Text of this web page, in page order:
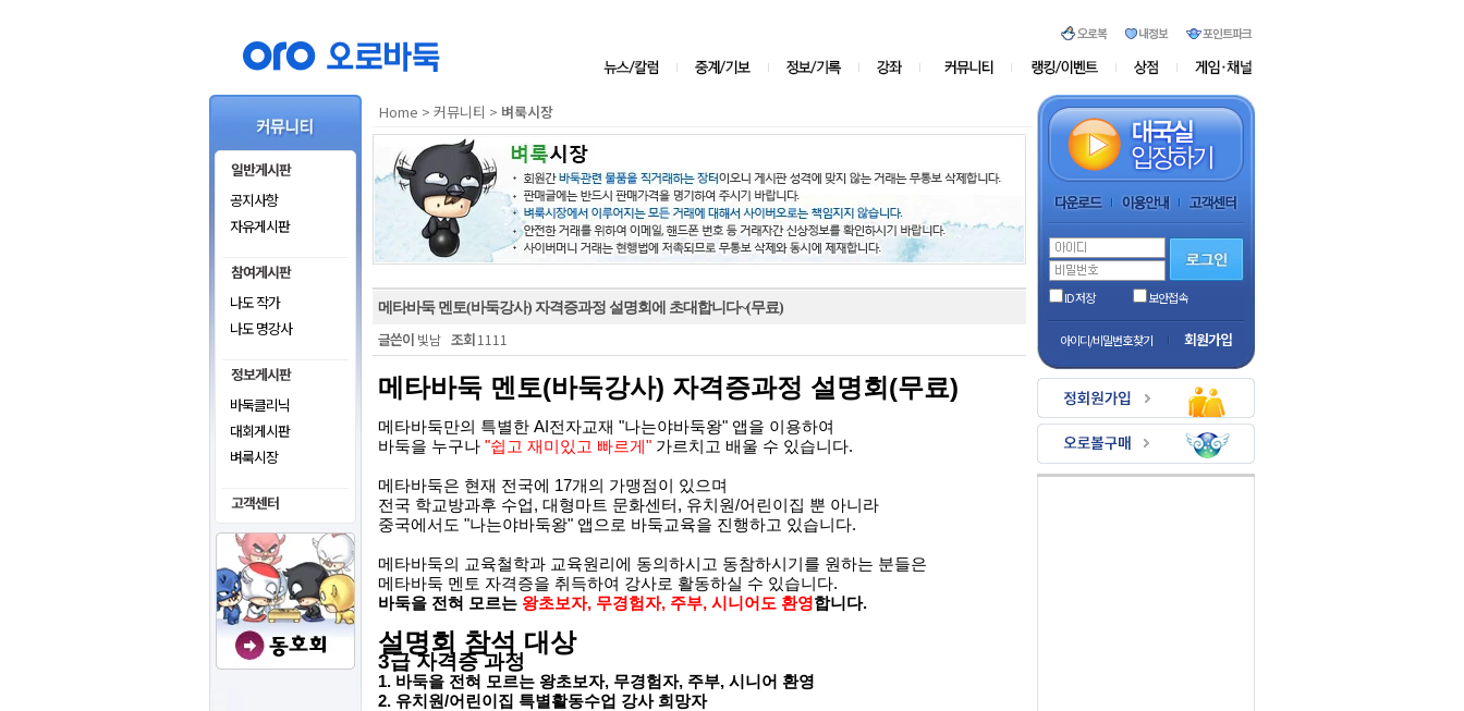
공지사항
자유게시판
나도 작가
나도 명강사
바둑클리닉
대회게시판
벼룩시장
Home > 커뮤니티 > 벼룩시장
메타바둑 멘토(바둑강사) 자격증과정 설명회에 초대합니다~(무료)
글쓴이 빛남 조회1111
메타바둑 멘토(바둑강사) 자격증과정 설명회(무료)
메타바둑만의 특별한 AI전자교재 "나는야바둑왕" 앱을 이용하여
바둑을 누구나 "쉽고 재미있고 빠르게" 가르치고 배울 수 있습니다.
메타바둑은 현재 전국에 17개의 가맹점이 있으며
전국 학교방과후 수업, 대형마트 문화센터, 유치원/어린이집 뿐 아니라
중국에서도 "나는야바둑왕" 앱으로 바둑교육을 진행하고 있습니다.
메타바둑의 교육철학과 교육원리에 동의하시고 동참하시기를 원하는 분들은
메타바둑 멘토 자격증을 취득하여 강사로 활동하실 수 있습니다.
바둑을 전혀 모르는 왕초보자, 무경험자, 주부, 시니어도 환영합니다.
설명회 참석 대상
3급 자격증 과정
1. 바둑을 전혀 모르는 왕초보자, 무경험자, 주부, 시니어 환영
2. 유치원/어린이집 특별활동수업 강사 희망자
ID 저장 보안접속
아이디/비밀번호 찾기 회원가입